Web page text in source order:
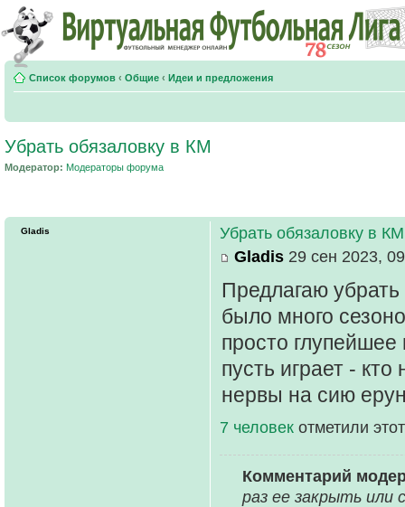
Список форумов ‹ Общие ‹ Идеи и предложения
Убрать обязаловку в КМ
Модератор: Модераторы форума
Убрать обязаловку в КМ
Gladis 29 сен 2023,
Предлагаю убрать
было много
просто глупейшее
пусть играет -
нервы на сию
7 человек отметили
Комментарий
раз ее закрыть или
Gladis